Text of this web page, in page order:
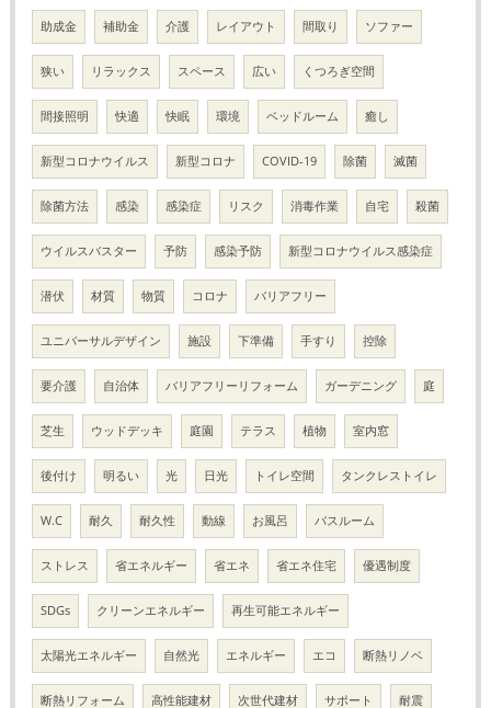
助成金 補助金 介護 レイアウト 間取り ソファー
狭い リラックス スペース 広い くつろぎ空間
間接照明 快適 快眠 環境 ベッドルーム 癒し
新型コロナウイルス 新型コロナ COVID-19 除菌 滅菌
除菌方法 感染 感染症 リスク 消毒作業 自宅 殺菌
ウイルスバスター 予防 感染予防 新型コロナウイルス感染症
潜伏 材質 物質 コロナ バリアフリー
ユニバーサルデザイン 施設 下準備 手すり 控除
要介護 自治体 バリアフリーリフォーム ガーデニング 庭
芝生 ウッドデッキ 庭園 テラス 植物 室内窓
後付け 明るい 光 日光 トイレ空間 タンクレストイレ
W.C 耐久 耐久性 動線 お風呂 バスルーム
ストレス 省エネルギー 省エネ 省エネ住宅 優遇制度
SDGs クリーンエネルギー 再生可能エネルギー
太陽光エネルギー 自然光 エネルギー エコ 断熱リノベ
断熱リフォーム 高性能建材 次世代建材 サポート 耐震